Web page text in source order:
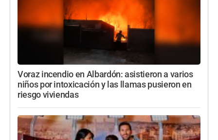
Voraz incendio en Albardón: asistieron a varios
niños por intoxicación y las llamas pusieron en
riesgo viviendas